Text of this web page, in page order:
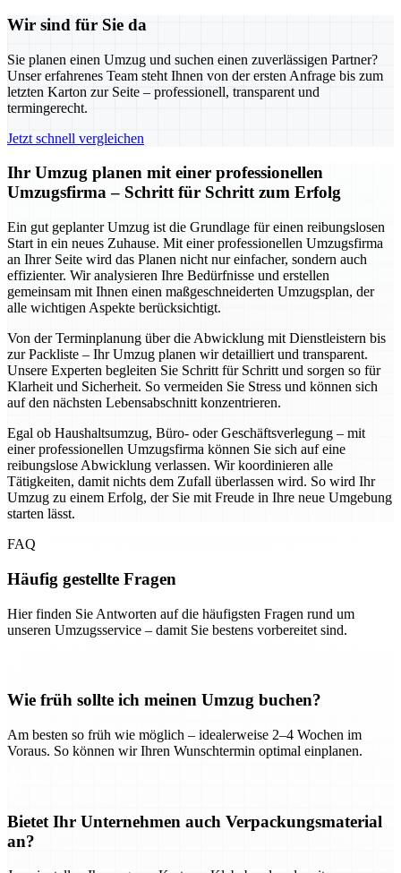
Wir sind für Sie da
Sie planen einen Umzug und suchen einen zuverlässigen Partner?
Unser erfahrenes Team steht Ihnen von der ersten Anfrage bis zum
letzten Karton zur Seite – professionell, transparent und
termingerecht.
Jetzt schnell vergleichen
Ihr Umzug planen mit einer professionellen
Umzugsfirma – Schritt für Schritt zum Erfolg
Ein gut geplanter Umzug ist die Grundlage für einen reibungslosen
Start in ein neues Zuhause. Mit einer professionellen Umzugsfirma
an Ihrer Seite wird das Planen nicht nur einfacher, sondern auch
effizienter. Wir analysieren Ihre Bedürfnisse und erstellen
gemeinsam mit Ihnen einen maßgeschneiderten Umzugsplan, der
alle wichtigen Aspekte berücksichtigt.
Von der Terminplanung über die Abwicklung mit Dienstleistern bis
zur Packliste – Ihr Umzug planen wir detailliert und transparent.
Unsere Experten begleiten Sie Schritt für Schritt und sorgen so für
Klarheit und Sicherheit. So vermeiden Sie Stress und können sich
auf den nächsten Lebensabschnitt konzentrieren.
Egal ob Haushaltsumzug, Büro- oder Geschäftsverlegung – mit
einer professionellen Umzugsfirma können Sie sich auf eine
reibungslose Abwicklung verlassen. Wir koordinieren alle
Tätigkeiten, damit nichts dem Zufall überlassen wird. So wird Ihr
Umzug zu einem Erfolg, der Sie mit Freude in Ihre neue Umgebung
starten lässt.
FAQ
Häufig gestellte Fragen
Hier finden Sie Antworten auf die häufigsten Fragen rund um
unseren Umzugsservice – damit Sie bestens vorbereitet sind.
Wie früh sollte ich meinen Umzug buchen?
Am besten so früh wie möglich – idealerweise 2–4 Wochen im
Voraus. So können wir Ihren Wunschtermin optimal einplanen.
Bietet Ihr Unternehmen auch Verpackungsmaterial
an?